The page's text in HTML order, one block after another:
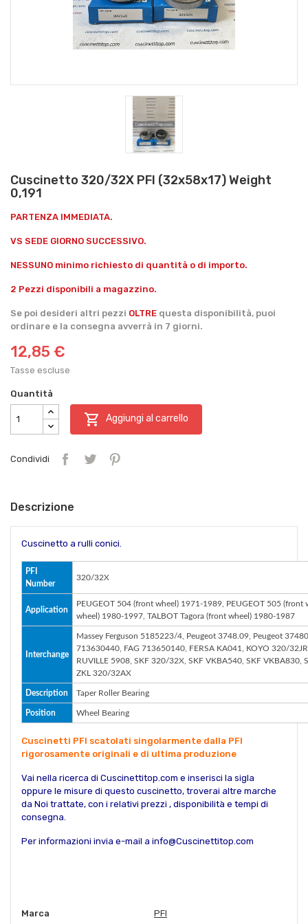
Cuscinetto 320/32X PFI (32x58x17) Weight
0,191
PARTENZA IMMEDIATA.
VS SEDE GIORNO SUCCESSIVO.
NESSUNO minimo richiesto di quantità o di importo.
2 Pezzi disponibili a magazzino.
Se poi desideri altri pezzi OLTRE questa disponibilità, puoi
ordinare e la consegna avverrà in 7 giorni.
12,85 €
Tasse escluse
Quantità
 Aggiungi al carrello
Condividi
Descrizione
Cuscinetto a rulli conici.
PFI
Number
320/32X
Application
PEUGEOT 504 (front wheel) 1971-1989, PEUGEOT 505
wheel) 1980-1997, TALBOT Tagora (front wheel) 1980-1987
Interchange
Massey Ferguson 5185223/4, Peugeot 3748.09, Peugeot
713630440, FAG 713650140, FERSA KA041, KOYO 320/
RUVILLE 5908, SKF 320/32X, SKF VKBA540, SKF
ZKL 320/32AX
Description Taper Roller Bearing
Position Wheel Bearing
Cuscinetti PFI scatolati singolarmente dalla PFI
rigorosamente originali e di ultima produzione
Vai nella ricerca di Cuscinettitop.com e inserisci la sigla
oppure le misure di questo cuscinetto, troverai altre marche
da Noi trattate, con i relativi prezzi , disponibilità e tempi di
consegna.
Per informazioni invia e-mail a info@Cuscinettitop.com
Marca PFI